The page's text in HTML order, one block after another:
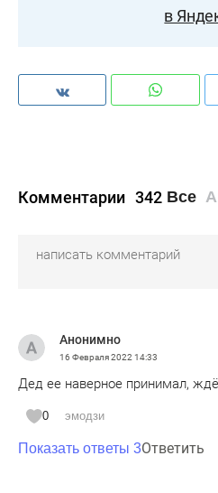
в
Комментарии 342 Все
Анонимно
16 Февраля 2022 14:33
Дед ее наверное принимал,
0 эмодзи
Показать ответы 3Ответить